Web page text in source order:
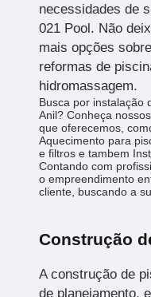
necessidades de
021 Pool. Não
mais opções
reformas de
hidromassagem.
Busca por instalação
Anil? Conheça
que oferecemos,
Aquecimento para
e filtros e tambem
Contando com
o empreendimento
cliente, buscando a
Construção
A construção de
de planejamento,